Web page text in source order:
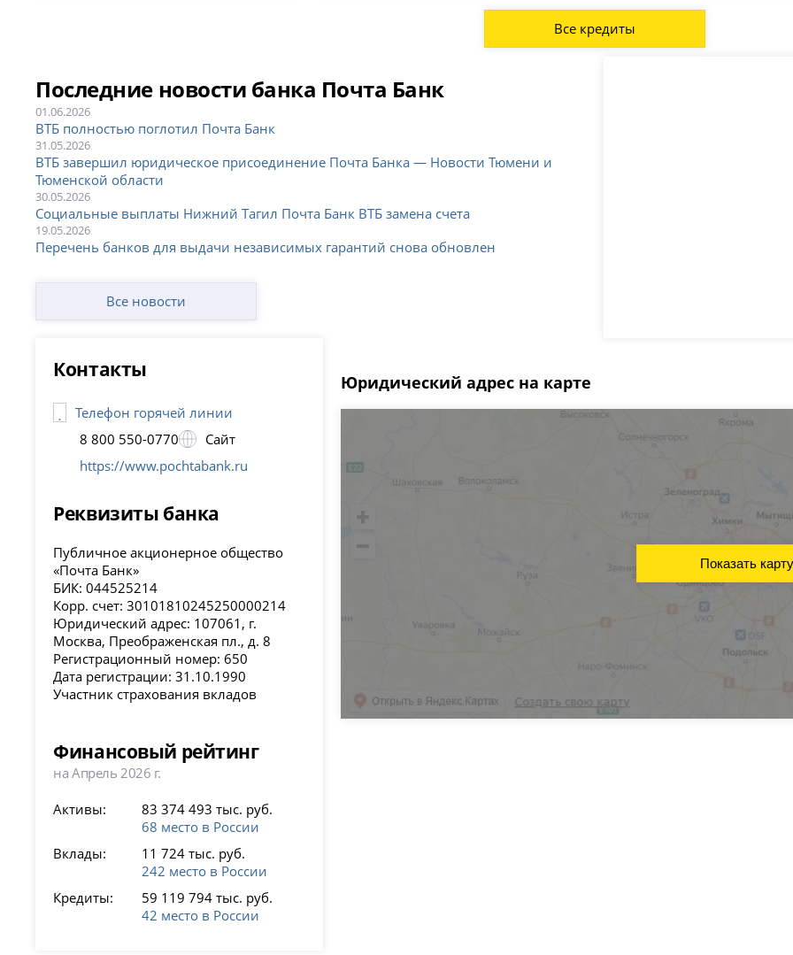
Все кредиты
Последние новости банка Почта Банк
01.06.2026
ВТБ полностью поглотил Почта Банк
31.05.2026
ВТБ завершил юридическое присоединение Почта Банка — Новости Тюмени и
Тюменской области
30.05.2026
Социальные выплаты Нижний Тагил Почта Банк ВТБ замена счета
19.05.2026
Перечень банков для выдачи независимых гарантий снова обновлен
Все новости
Контакты
Телефон горячей линии
8 800 550-0770
Сайт
https://www.pochtabank.ru
Реквизиты банка
Публичное акционерное общество
«Почта Банк»
БИК: 044525214
Корр. счет: 30101810245250000214
Юридический адрес: 107061, г.
Москва, Преображенская пл., д. 8
Регистрационный номер: 650
Дата регистрации: 31.10.1990
Участник страхования вкладов
Финансовый рейтинг
на Апрель 2026 г.
Активы:
83 374 493 тыс. руб.
68 место в России
Вклады:
11 724 тыс. руб.
242 место в России
Кредиты:
59 119 794 тыс. руб.
42 место в России
Юридический адрес на карте
Показать